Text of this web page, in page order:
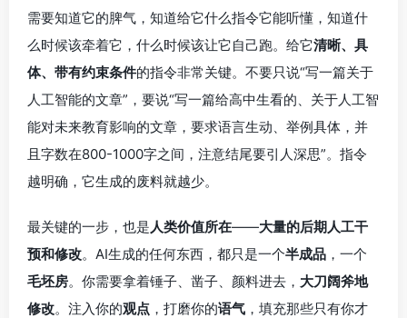
需要知道它的脾气，知道给它什么指令它能听懂，知道什
么时候该牵着它，什么时候该让它自己跑。给它清晰、具
体、带有约束条件的指令非常关键。不要只说“写一篇关于
人工智能的文章”，要说“写一篇给高中生看的、关于人工智
能对未来教育影响的文章，要求语言生动、举例具体，并
且字数在800-1000字之间，注意结尾要引人深思”。指令
越明确，它生成的废料就越少。
最关键的一步，也是 人类价值所在——大量的后期人工干
预和修改。AI生成的任何东西，都只是一个半成品 ，一个
毛坯房。你需要拿着锤子、凿子、颜料进去， 大刀阔斧地
修改。注入你的观点 ，打磨你的语气 ，填充那些只有你才